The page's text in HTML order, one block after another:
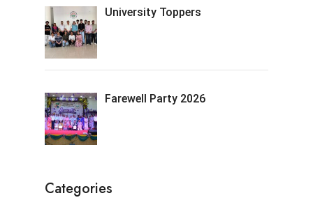
University Toppers
Farewell Party 2026
Categories